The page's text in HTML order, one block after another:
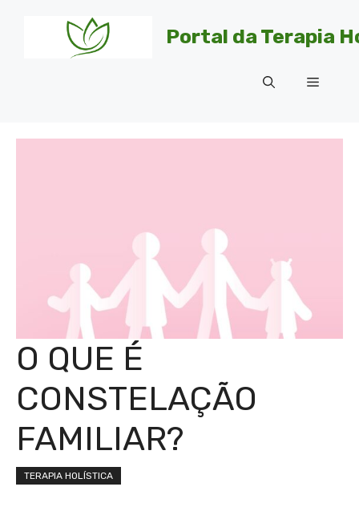
Portal da Terapia
Menu
O QUE É
CONSTELAÇÃO
FAMILIAR?
TERAPIA HOLÍSTICA